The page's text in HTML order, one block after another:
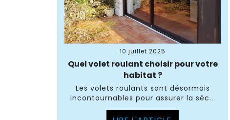
10 juillet 2025
Quel volet roulant choisir pour votre
habitat ?
Les volets roulants sont désormais
incontournables pour assurer la séc...